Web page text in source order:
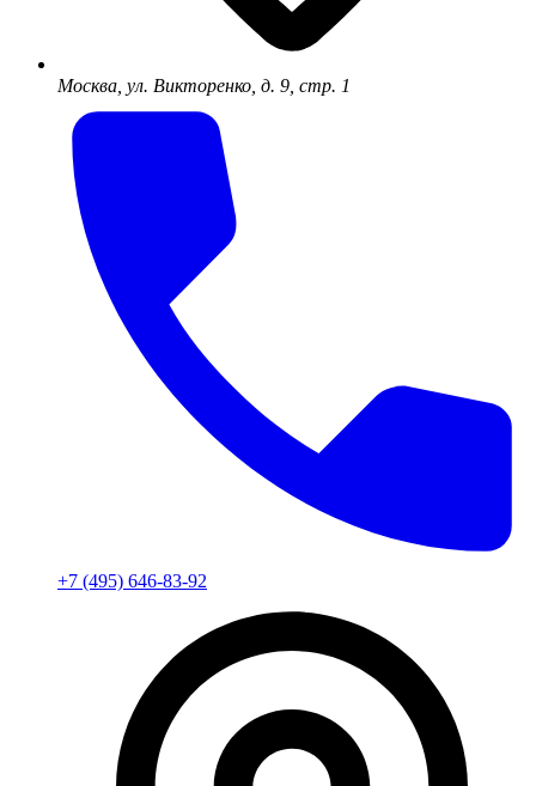
Москва, ул. Викторенко, д. 9, стр. 1
+7 (495) 646-83-92